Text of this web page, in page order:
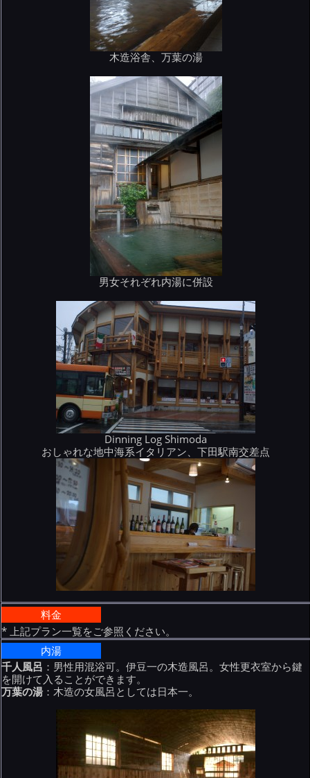
木造浴舎、万葉の湯
男女それぞれ内湯に併設
Dinning Log Shimoda
おしゃれな地中海系イタリアン、下田駅南交差点
料金
* 上記プラン一覧をご参照ください。
内湯
千人風呂 ：男性用混浴可。伊豆一の木造風呂。女性更衣室から鍵
を開けて入ることができます。
万葉の湯 ：木造の女風呂としては日本一。